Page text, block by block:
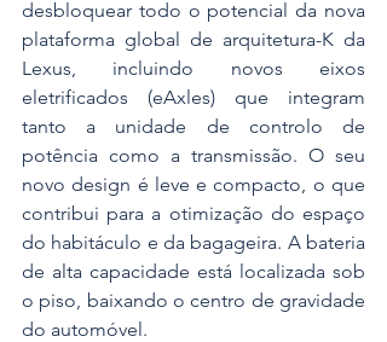
desbloquear todo o potencial da nova
plataforma global de arquitetura-K da
Lexus, incluindo novos eixos
eletrificados (eAxles) que integram
tanto a unidade de controlo de
potência como a transmissão. O seu
novo design é leve e compacto, o que
contribui para a otimização do espaço
do habitáculo e da bagageira. A bateria
de alta capacidade está localizada sob
o piso, baixando o centro de gravidade
do automóvel.